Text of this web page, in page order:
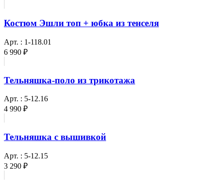
Костюм Эшли топ + юбка из тенселя
Арт. : 1-118.01
6 990 ₽
Тельняшка-поло из трикотажа
Арт. : 5-12.16
4 990 ₽
Тельняшка с вышивкой
Арт. : 5-12.15
3 290 ₽